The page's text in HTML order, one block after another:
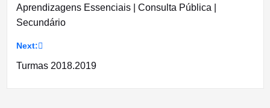
de
artigos
Aprendizagens Essenciais | Consulta Pública |
Secundário
Next:
Turmas 2018.2019